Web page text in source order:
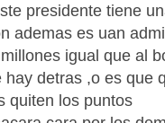
presidente tiene
ademas es uan
igual que al
hay detras ,o es que
quiten los puntos